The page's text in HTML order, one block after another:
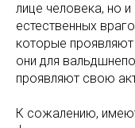
лице человека, но
естественных
которые
они для
проявляют свою
К сожалению,